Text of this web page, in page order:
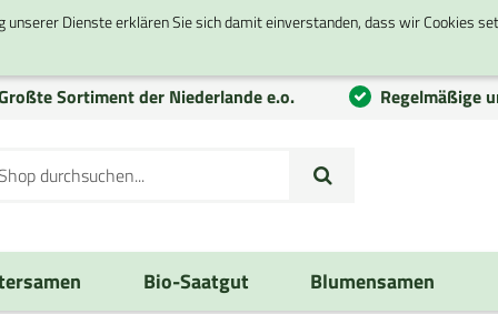
Dienste erklären Sie sich damit einverstanden, dass wir Cookies
Sortimentder Niederlande e.o. Regelmäßige
Bio-Saatgut Blumensamen